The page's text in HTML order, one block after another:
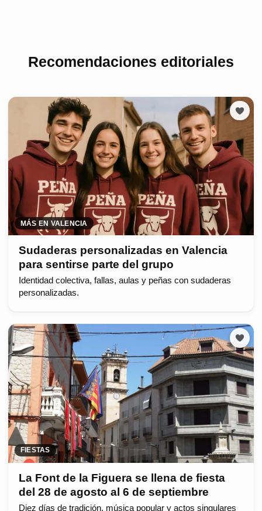
Recomendaciones editoriales
MÁS EN VALENCIA
Sudaderas personalizadas en Valencia
para sentirse parte del grupo
Identidad colectiva, fallas, aulas y peñas con sudaderas
personalizadas.
FIESTAS
La Font de la Figuera se llena de fiesta
del 28 de agosto al 6 de septiembre
Diez días de tradición, música popular y actos singulares